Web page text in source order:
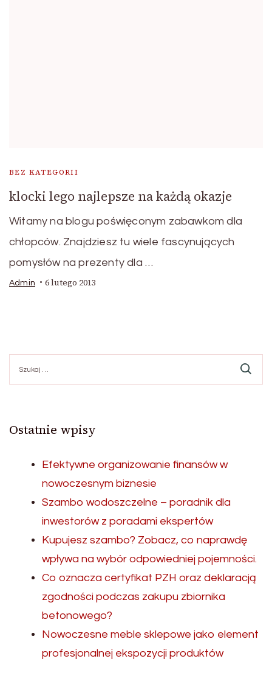
BEZ KATEGORII
klocki lego najlepsze na każdą okazje
Witamy na blogu poświęconym zabawkom dla
chłopców. Znajdziesz tu wiele fascynujących
pomysłów na prezenty dla …
Admin 6 lutego 2013
Ostatnie wpisy
Efektywne organizowanie finansów w
nowoczesnym biznesie
Szambo wodoszczelne – poradnik dla
inwestorów z poradami ekspertów
Kupujesz szambo? Zobacz, co naprawdę
wpływa na wybór odpowiedniej pojemności.
Co oznacza certyfikat PZH oraz deklaracją
zgodności podczas zakupu zbiornika
betonowego?
Nowoczesne meble sklepowe jako element
profesjonalnej ekspozycji produktów